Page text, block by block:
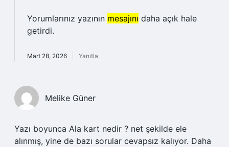
Yorumlarınız yazının mesajını daha açık hale
getirdi.
Mart 28, 2026 Yanıtla
Melike Güner
Yazı boyunca Ala kart nedir ? net şekilde ele
alınmış, yine de bazı sorular cevapsız kalıyor. Daha